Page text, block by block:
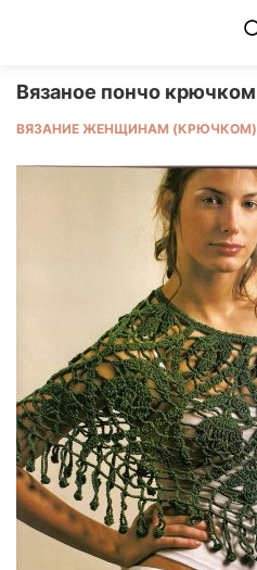
Вязаное пончо крючком
ВЯЗАНИЕ ЖЕНЩИНАМ (КРЮЧКОМ)